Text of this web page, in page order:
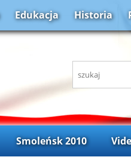
Edukacja Historia
Smoleńsk 2010